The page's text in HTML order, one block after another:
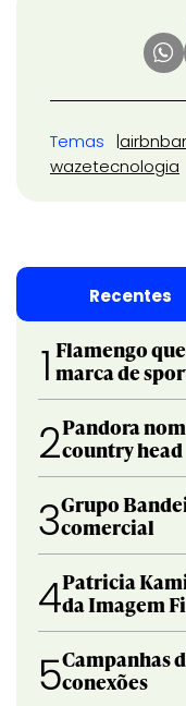
Temas airbnb
wazetecnologia
Recentes
1 Flamengo
marca de
2Pandora
country head
3Grupo
comercial
4Patricia
da Imagem
5Campanhas
conexões